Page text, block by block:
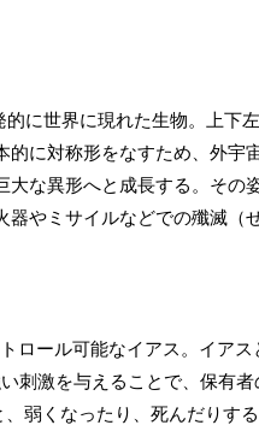
に世界に現れた生物。上下左
に対称形をなすため、外宇
な異形へと成長する。その
やミサイルなどでの殲滅（
ロール可能なイアス。イアス
刺激を与えることで、保有者
弱くなったり、死んだりする